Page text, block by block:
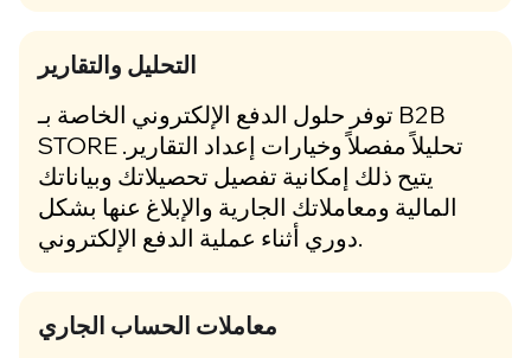
التحليل والتقارير
توفر حلول الدفع الإلكتروني الخاصة بـ B2B
STORE تحليلاً مفصلاً وخيارات إعداد التقارير.
يتيح ذلك إمكانية تفصيل تحصيلاتك وبياناتك
المالية ومعاملاتك الجارية والإبلاغ عنها بشكل
دوري أثناء عملية الدفع الإلكتروني.
معاملات الحساب الجاري